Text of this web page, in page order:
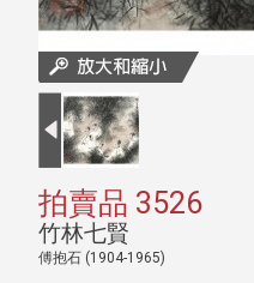
拍賣品 3526
竹林七賢
傅抱石 (1904-1965)